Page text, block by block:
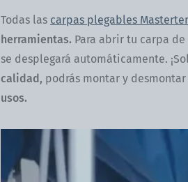
Todas las carpas plegables
herramientas. Para abrir tu carpa
se desplegará automáticamente.
calidad, podrás montar y
usos.